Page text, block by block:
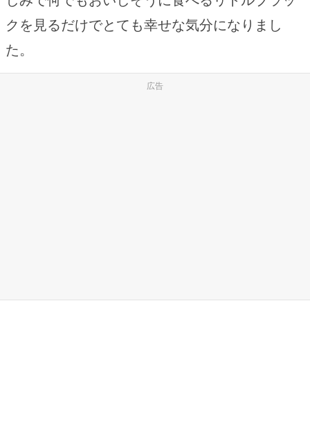
クを見るだけでとても幸せな気分になりまし
た。
広告